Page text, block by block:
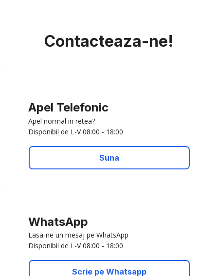
Contacteaza-ne!
Apel Telefonic
Apel normal in retea?
Disponibil de L-V 08:00 - 18:00
Suna
WhatsApp
Lasa-ne un mesaj pe WhatsApp
Disponibil de L-V 08:00 - 18:00
Scrie pe Whatsapp